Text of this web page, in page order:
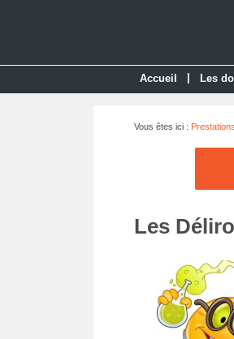
Accueil Les
Vous êtes ici :
Les